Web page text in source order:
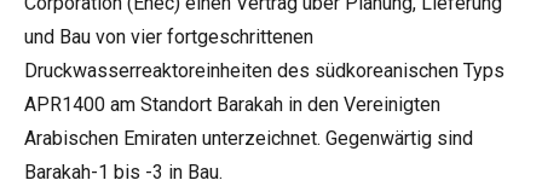
und Bau von vier fortgeschrittenen
Druckwasserreaktoreinheiten des südkoreanischen Typs
APR1400 am Standort Barakah in den Vereinigten
Arabischen Emiraten unterzeichnet. Gegenwärtig sind
Barakah-1 bis -3 in Bau.